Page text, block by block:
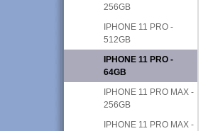
256GB
IPHONE 11 PRO -
512GB
IPHONE 11 PRO -
64GB
IPHONE 11 PRO MAX -
256GB
IPHONE 11 PRO MAX -